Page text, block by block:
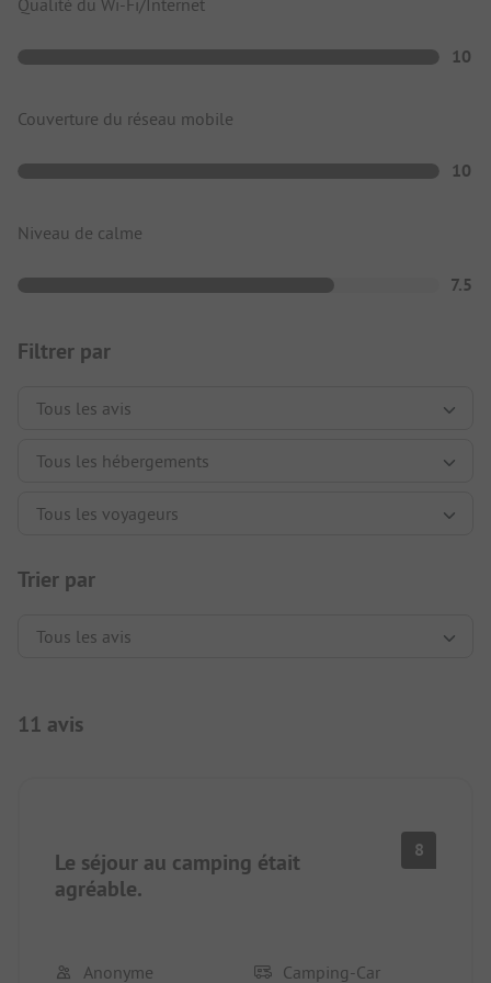
10
Couverture du réseau mobile
10
Niveau de calme
7.5
Filtrer par
Trier par
11 avis
Le séjour au camping était
agréable.
8
Anonyme Camping-Car